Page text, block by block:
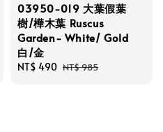
03950-019 大葉假葉
樹/樺木葉 Ruscus
Garden- White/ Gold
白/金
Sale
NT$ 490 Regular
NT$ 985